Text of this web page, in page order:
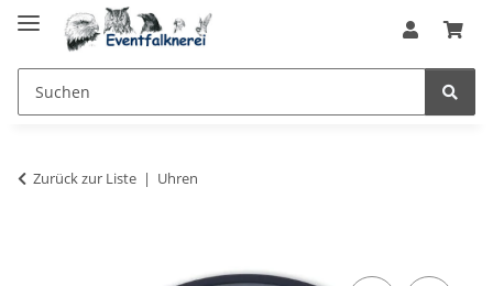
Zurück zur Liste Uhren